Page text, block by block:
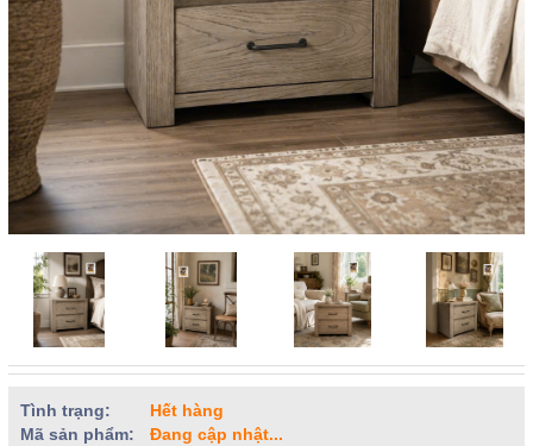
Tình trạng:
Hết hàng
Mã sản phẩm:
Đang cập nhật...